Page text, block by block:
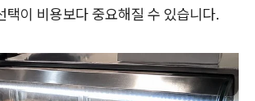
택이 비용보다 중요해질 수 있습니다.